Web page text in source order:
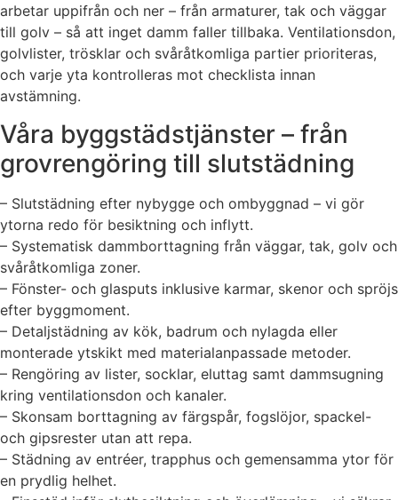
arbetar uppifrån och ner – från armaturer, tak och väggar
till golv – så att inget damm faller tillbaka. Ventilationsdon,
golvlister, trösklar och svåråtkomliga partier prioriteras,
och varje yta kontrolleras mot checklista innan
avstämning.
Våra byggstädstjänster – från
grovrengöring till slutstädning
– Slutstädning efter nybygge och ombyggnad – vi gör
ytorna redo för besiktning och inflytt.
– Systematisk dammborttagning från väggar, tak, golv och
svåråtkomliga zoner.
– Fönster- och glasputs inklusive karmar, skenor och spröjs
efter byggmoment.
– Detaljstädning av kök, badrum och nylagda eller
monterade ytskikt med materialanpassade metoder.
– Rengöring av lister, socklar, eluttag samt dammsugning
kring ventilationsdon och kanaler.
– Skonsam borttagning av färgspår, fogslöjor, spackel-
och gipsrester utan att repa.
– Städning av entréer, trapphus och gemensamma ytor för
en prydlig helhet.